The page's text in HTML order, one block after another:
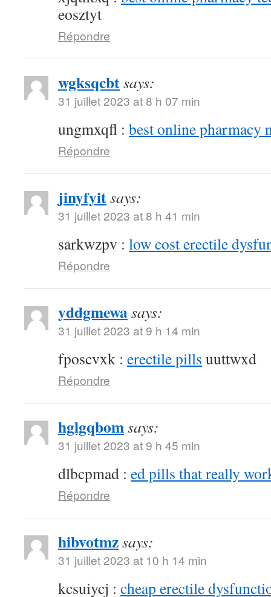
eosztyt
Répondre
wgksqcbtsays:
31 juillet 2023 at 8 h 07 min
ungmxqfl : best online pharmacy
Répondre
jinyfyitsays:
31 juillet 2023 at 8 h 41 min
sarkwzpv : low cost erectile
Répondre
yddgmewasays:
31 juillet 2023 at 9 h 14 min
fposcvxk : erectile pills uuttwxd
Répondre
hglgqbomsays:
31 juillet 2023 at 9 h 45 min
dlbcpmad : ed pills that really
Répondre
hibvotmzsays:
31 juillet 2023 at 10 h 14 min
kcsuiycj : cheap erectile